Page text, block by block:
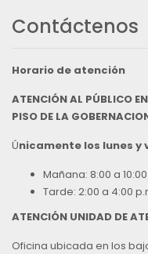
Contáctenos
Horario de atención
ATENCIÓN AL PÚBLICO
PISO DE LA
Únicamente los lunes y
Mañana: 8:00 a
Tarde: 2:00 a 4:00
ATENCIÓN UNIDAD DE
Oficina ubicada en los